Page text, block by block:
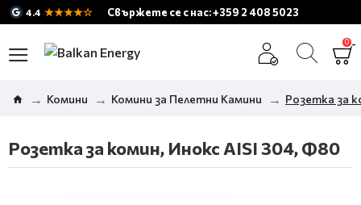
4.4 ★★★★☆ Свържете се с нас: +359 2 408 5023
0
Комини Комини за Пелетни Камини Розетка за
Розетка за комин, Инокс AISI 304, Ф80